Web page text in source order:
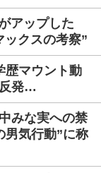
アップした
ックスの考察”
歴マウント動
発…
みな実への禁
男気行動”に称